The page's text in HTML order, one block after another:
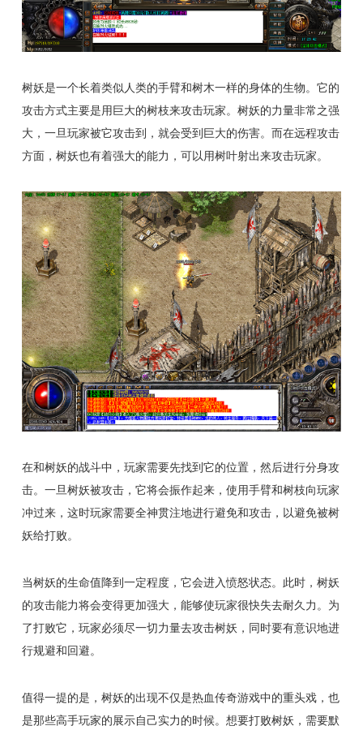
树妖是一个长着类似人类的手臂和树木一样的身体的生物。它的
攻击方式主要是用巨大的树枝来攻击玩家。树妖的力量非常之强
大，一旦玩家被它攻击到，就会受到巨大的伤害。而在远程攻击
方面，树妖也有着强大的能力，可以用树叶射出来攻击玩家。
在和树妖的战斗中，玩家需要先找到它的位置，然后进行分身攻
击。一旦树妖被攻击，它将会振作起来，使用手臂和树枝向玩家
冲过来，这时玩家需要全神贯注地进行避免和攻击，以避免被树
妖给打败。
当树妖的生命值降到一定程度，它会进入愤怒状态。此时，树妖
的攻击能力将会变得更加强大，能够使玩家很快失去耐久力。为
了打败它，玩家必须尽一切力量去攻击树妖，同时要有意识地进
行规避和回避。
值得一提的是，树妖的出现不仅是热血传奇游戏中的重头戏，也
是那些高手玩家的展示自己实力的时候。想要打败树妖，需要默